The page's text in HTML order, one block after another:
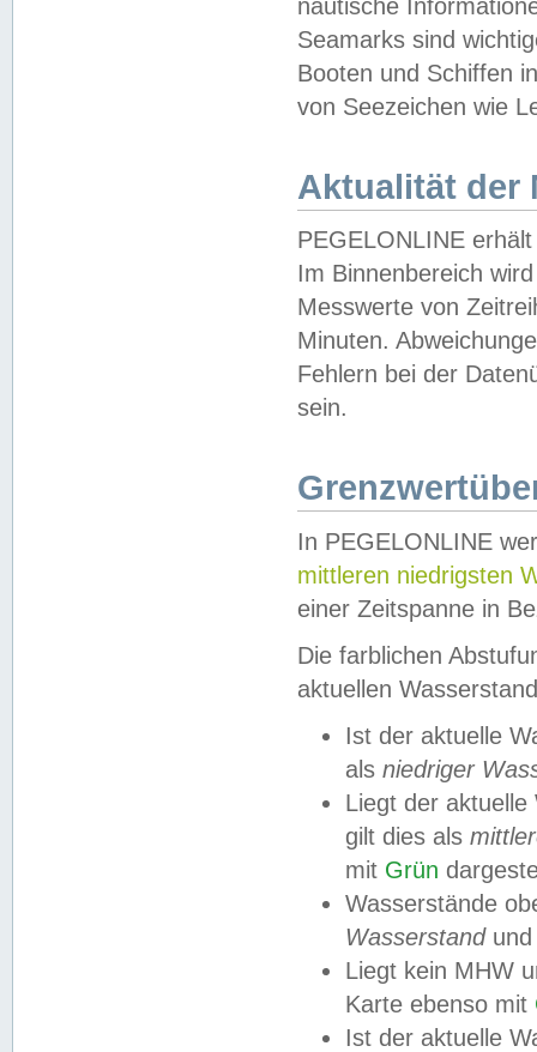
nautische
Seamarks sind
Booten und Schiffen
von Seezeichen wie
Aktualität der
PEGELONLINE
Im Binnenbereich
Messwerte von
Minuten.
Fehlern bei der
sein.
In PEGELONLINE
mittleren niedrigsten
einer Zeitspanne in
Die farblichen
aktuellen
Ist der aktuelle
als niedriger
Liegt der
gilt dies als
mit Grün
Wasserstände
Wasserstandund
Liegt kein MHW
Karte ebenso mit
Ist der aktuelle